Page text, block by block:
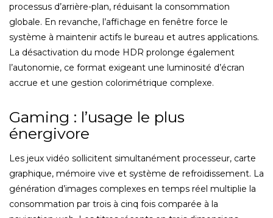
processus d’arrière-plan, réduisant la consommation
globale. En revanche, l’affichage en fenêtre force le
système à maintenir actifs le bureau et autres applications.
La désactivation du mode HDR prolonge également
l’autonomie, ce format exigeant une luminosité d’écran
accrue et une gestion colorimétrique complexe.
Gaming : l’usage le plus
énergivore
Les jeux vidéo sollicitent simultanément processeur, carte
graphique, mémoire vive et système de refroidissement. La
génération d’images complexes en temps réel multiplie la
consommation par trois à cinq fois comparée à la